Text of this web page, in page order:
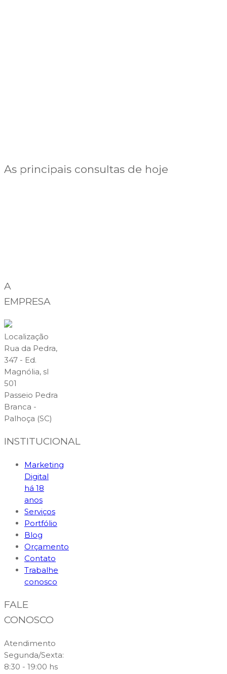
As principais consultas de hoje
A
EMPRESA
Localização
Rua da Pedra,
347 - Ed.
Magnólia, sl
501
Passeio Pedra
Branca -
Palhoça (SC)
INSTITUCIONAL
Marketing
Digital
há 18
anos
Serviços
Portfólio
Blog
Orçamento
Contato
Trabalhe
conosco
FALE
CONOSCO
Atendimento
Segunda/Sexta:
8:30 - 19:00 hs